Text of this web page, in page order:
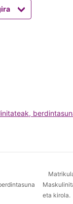
eta kirola.